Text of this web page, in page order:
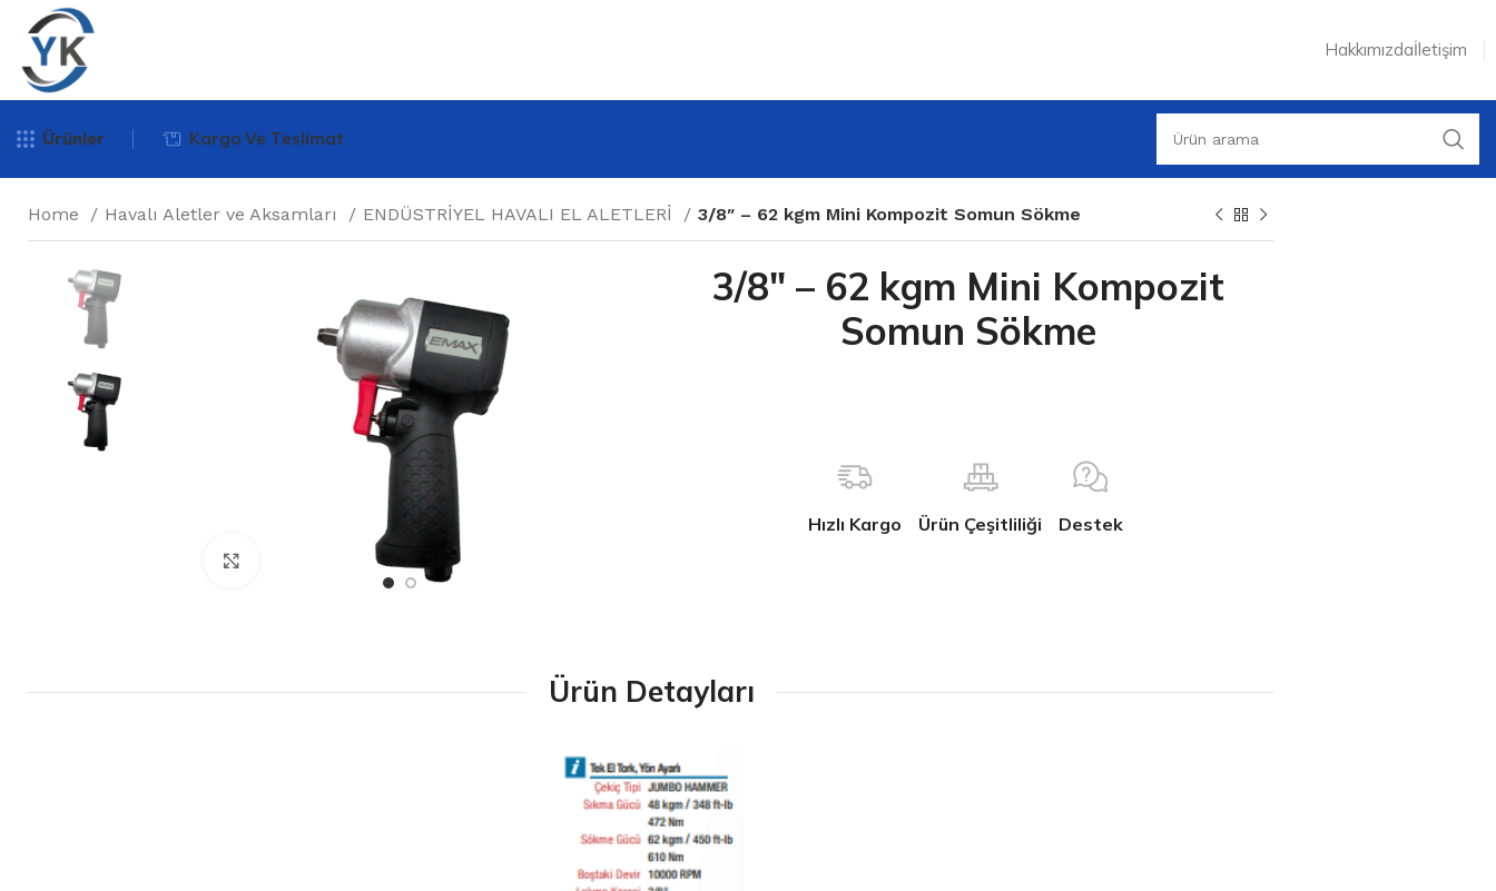
Hakkımızdaİletişim
Ürünler Kargo Ve Teslimat
Home Havalı Aletler ve Aksamları ENDÜSTRİYEL HAVALI EL ALETLERİ 3/8″ – 62 kgm Mini Kompozit Somun Sökme
Büyütmek için tıklayın
3/8″ – 62 kgm Mini Kompozit
Somun Sökme
Hızlı Kargo Ürün Çeşitliliği Destek
Ürün Detayları